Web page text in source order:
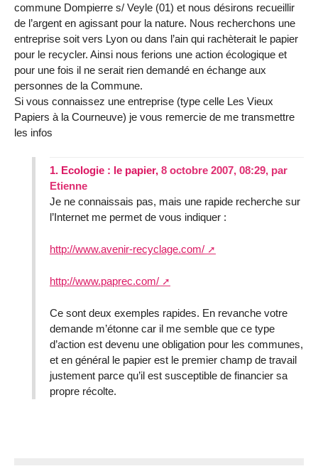
commune Dompierre s/ Veyle (01) et nous désirons recueillir
de l’argent en agissant pour la nature. Nous recherchons une
entreprise soit vers Lyon ou dans l’ain qui rachèterait le papier
pour le recycler. Ainsi nous ferions une action écologique et
pour une fois il ne serait rien demandé en échange aux
personnes de la Commune.
Si vous connaissez une entreprise (type celle Les Vieux
Papiers à la Courneuve) je vous remercie de me transmettre
les infos
1. Ecologie : le papier, 8 octobre 2007, 08:29, par
Etienne
Je ne connaissais pas, mais une rapide recherche sur
l’Internet me permet de vous indiquer :
http://www.avenir-recyclage.com/
http://www.paprec.com/
Ce sont deux exemples rapides. En revanche votre
demande m’étonne car il me semble que ce type
d’action est devenu une obligation pour les communes,
et en général le papier est le premier champ de travail
justement parce qu’il est susceptible de financier sa
propre récolte.